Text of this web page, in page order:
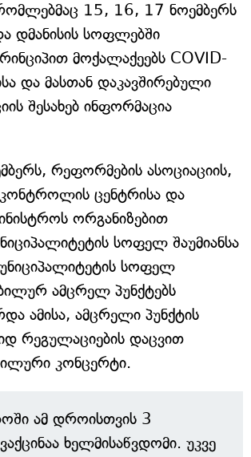
15, 16, 17 ნოემბერს
დმანისის სოფლებში
მოქალაქეებს COVID-
და მასთან დაკავშირებული
შესახებ ინფორმაცია
რეფორმების ასოციაციის,
ცენტრისა და
ორგანიზებით
სოფელ შაუმიანსა
სოფელ
ამცრელ პუნქტებს
ამისა, ამცრელი პუნქტის
რეგულაციების დაცვით
კონცერტი.
ამ დროისთვის 3
ხელმისაწვდომი. უკვე